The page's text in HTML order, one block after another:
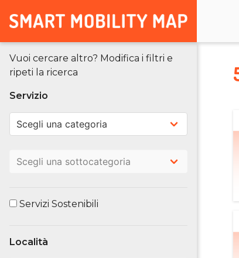
Vuoi cercare altro? Modifica i filtri e
ripeti la ricerca
Servizio
Servizi Sostenibili
Località